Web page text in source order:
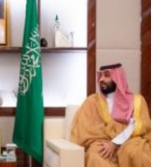
إفتتاحية
فكرة
دفاتر
بالصورة